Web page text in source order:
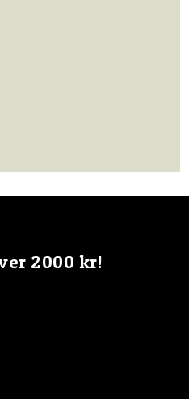
2000 kr!